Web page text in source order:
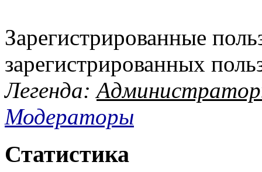
Зарегистрированные
зарегистрированных
Легенда:
Модераторы
Статистика